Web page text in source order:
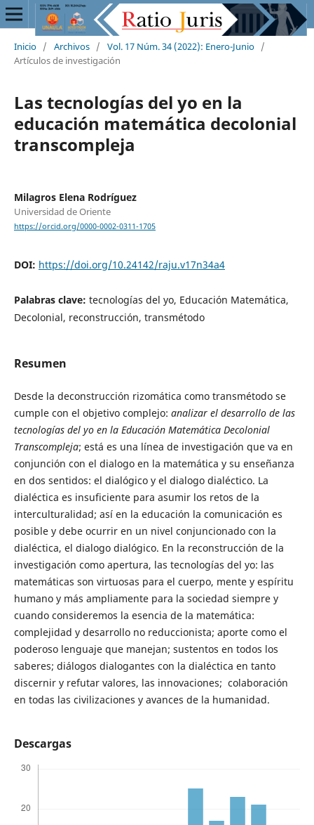
Inicio / Archivos / Vol. 17 Núm. 34 (2022): Enero-Junio /
Artículos de investigación
Las tecnologías del yo en la
educación matemática decolonial
transcompleja
Milagros Elena Rodríguez
Universidad de Oriente
https://orcid.org/0000-0002-0311-1705
DOI: https://doi.org/10.24142/raju.v17n34a4
Palabras clave: tecnologías del yo, Educación Matemática,
Decolonial, reconstrucción, transmétodo
Resumen
Desde la deconstrucción rizomática como transmétodo se
cumple con el objetivo complejo: analizar el desarrollo de las
tecnologías del yo en la Educación Matemática Decolonial
Transcompleja; está es una línea de investigación que va en
conjunción con el dialogo en la matemática y su enseñanza
en dos sentidos: el dialógico y el dialogo dialéctico. La
dialéctica es insuficiente para asumir los retos de la
interculturalidad; así en la educación la comunicación es
posible y debe ocurrir en un nivel conjuncionado con la
dialéctica, el dialogo dialógico. En la reconstrucción de la
investigación como apertura, las tecnologías del yo: las
matemáticas son virtuosas para el cuerpo, mente y espíritu
humano y más ampliamente para la sociedad siempre y
cuando consideremos la esencia de la matemática:
complejidad y desarrollo no reduccionista; aporte como el
poderoso lenguaje que manejan; sustentos en todos los
saberes; diálogos dialogantes con la dialéctica en tanto
discernir y refutar valores, las innovaciones; colaboración
en todas las civilizaciones y avances de la humanidad.
Descargas